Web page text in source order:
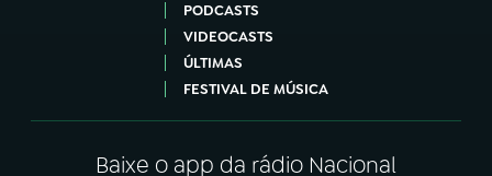
PODCASTS
VIDEOCASTS
ÚLTIMAS
FESTIVAL DE MÚSICA
Baixe o app da rádio Nacional